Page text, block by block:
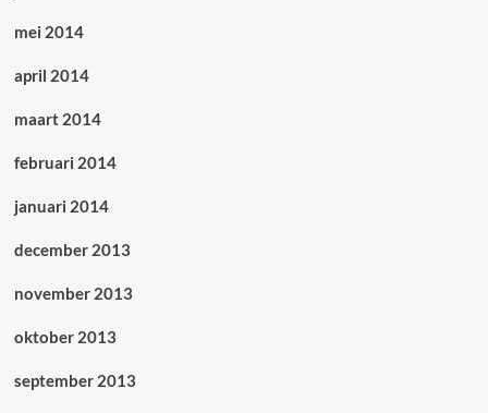
mei 2014
april 2014
maart 2014
februari 2014
januari 2014
december 2013
november 2013
oktober 2013
september 2013